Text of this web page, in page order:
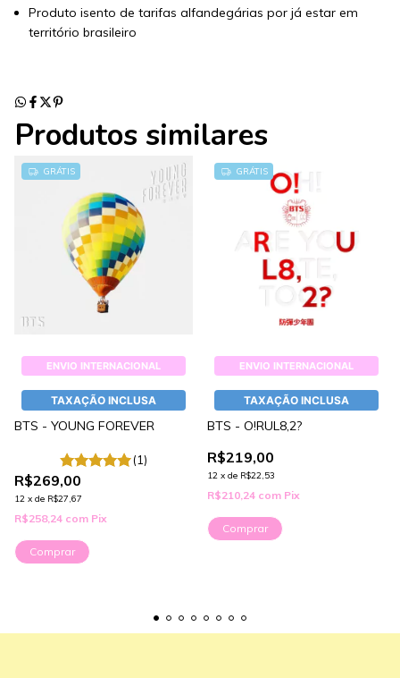
Produto isento de tarifas alfandegárias por já estar em
território brasileiro
Produtos similares
GRÁTIS
ENVIO INTERNACIONAL
TAXAÇÃO INCLUSA
BTS - YOUNG FOREVER
(1)
R$269,00
12 x de R$27,67
R$258,24 com Pix
Comprar
GRÁTIS
ENVIO INTERNACIONAL
TAXAÇÃO INCLUSA
BTS - O!RUL8,2?
R$219,00
12 x de R$22,53
R$210,24 com Pix
Comprar